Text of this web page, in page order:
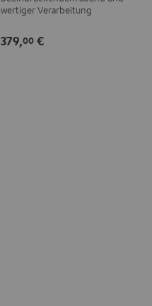
wertiger Verarbeitung
379,00 €